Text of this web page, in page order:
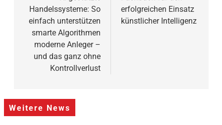
Handelssysteme: So
einfach unterstützen
smarte Algorithmen
moderne Anleger –
und das ganz ohne
Kontrollverlust
erfolgreichen Einsatz
künstlicher Intelligenz
Weitere News